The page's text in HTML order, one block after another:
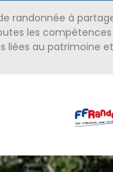
randonnée à
les
liées au patrimoine